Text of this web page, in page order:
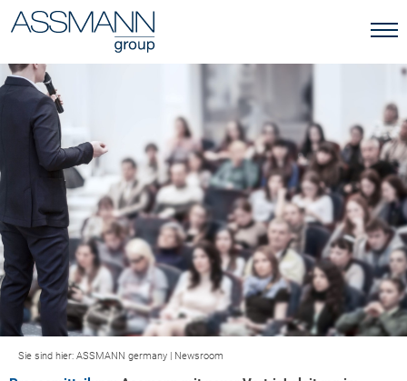
Sie sind hier: ASSMANN germany | Newsroom